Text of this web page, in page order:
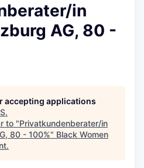
in
AG, 80 -
accepting applications
.
to "Privatkundenberater/in
80 - 100%" Black Women
.